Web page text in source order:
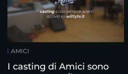
AMICI
I casting di Amici sono